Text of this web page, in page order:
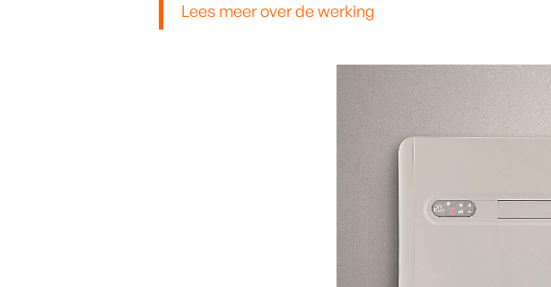
Lees meer over de werking